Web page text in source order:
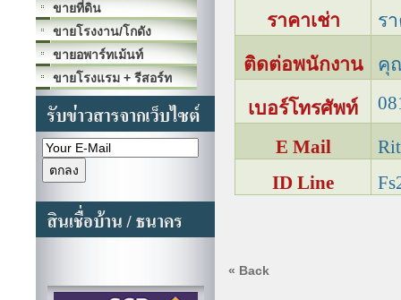
ขายที่ดิน
ขายโรงงาน/โกดัง
ขายอพาร์ทเม้นท์
ขายโรงแรม + รีสอร์ท
ราคาเช่า ร
ติดต่อพนักงาน คุ
เบอร์โทรศัพท์
E Mail
ID Line
« Back